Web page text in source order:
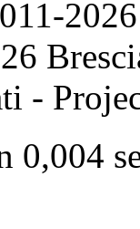
-
0,004